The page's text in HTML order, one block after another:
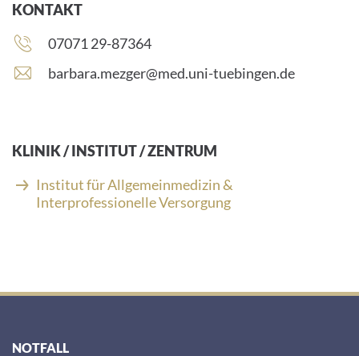
KONTAKT
Telefonnummer:
07071 29-87364
E
i
l
A
d
e
barbara.mezger@med.uni-tuebingen.de
KLINIK / INSTITUT / ZENTRUM
Institut für Allgemeinmedizin &
Interprofessionelle Versorgung
NOTFALL